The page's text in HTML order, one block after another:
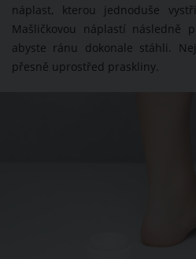
náplast, kterou jednoduše
Mašličkovou náplastí následně
abyste ránu dokonale stáhli.
přesně uprostřed praskliny.